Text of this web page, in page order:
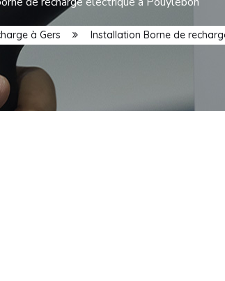
à Gers Installation Borne de